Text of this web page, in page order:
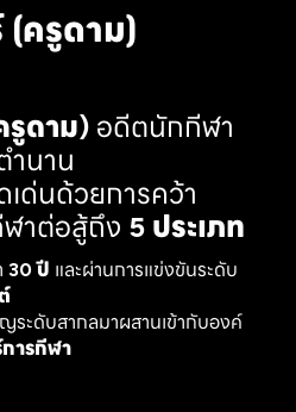
ครูดาม)
รูดาม)อดีตนักกีฬา
ำนาน
เด่นด้วยการคว้า
าต่อสู้ถึง 5 ประเภท
30 ปี และผ่านการแข่งขันระดับ
ระดับสากลมาผสานเข้ากับองค์
ารกีฬา